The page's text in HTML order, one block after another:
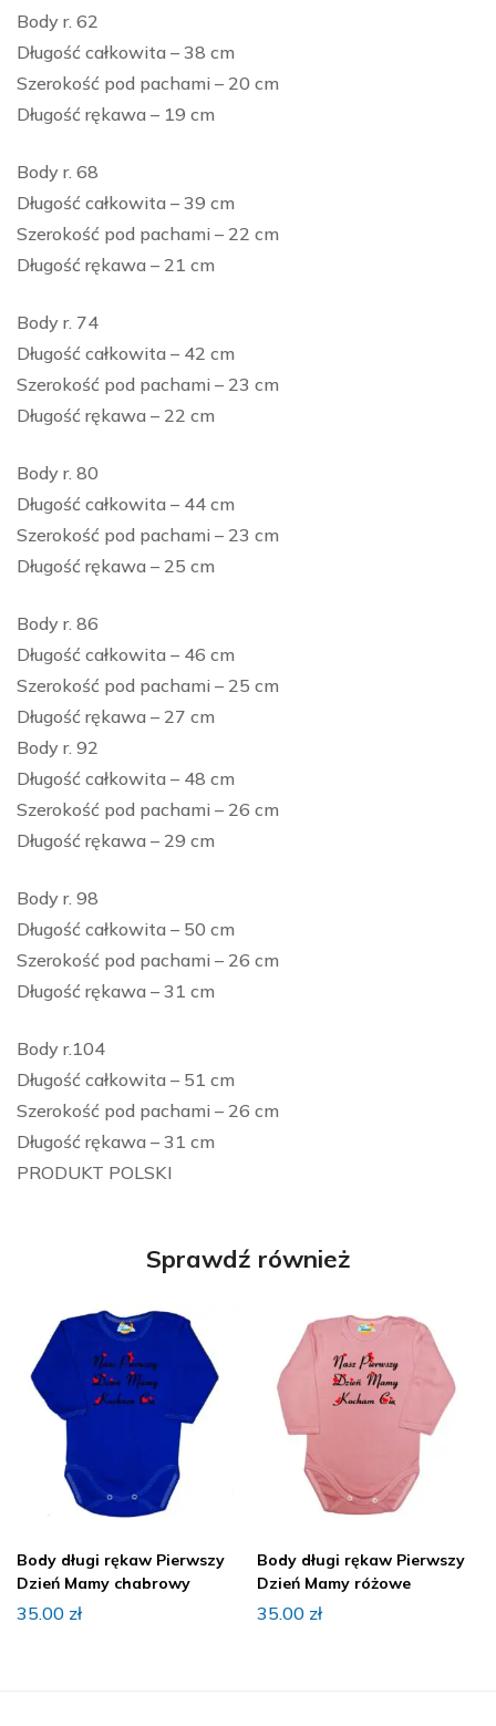
Body r. 62
Długość całkowita – 38 cm
Szerokość pod pachami – 20 cm
Długość rękawa – 19 cm
Body r. 68
Długość całkowita – 39 cm
Szerokość pod pachami – 22 cm
Długość rękawa – 21 cm
Body r. 74
Długość całkowita – 42 cm
Szerokość pod pachami – 23 cm
Długość rękawa – 22 cm
Body r. 80
Długość całkowita – 44 cm
Szerokość pod pachami – 23 cm
Długość rękawa – 25 cm
Body r. 86
Długość całkowita – 46 cm
Szerokość pod pachami – 25 cm
Długość rękawa – 27 cm
Body r. 92
Długość całkowita – 48 cm
Szerokość pod pachami – 26 cm
Długość rękawa – 29 cm
Body r. 98
Długość całkowita – 50 cm
Szerokość pod pachami – 26 cm
Długość rękawa – 31 cm
Body r.104
Długość całkowita – 51 cm
Szerokość pod pachami – 26 cm
Długość rękawa – 31 cm
PRODUKT POLSKI
Sprawdź również
Body długi rękaw Pierwszy
Dzień Mamy chabrowy
35.00 zł
Body długi rękaw Pierwszy
Dzień Mamy różowe
35.00 zł